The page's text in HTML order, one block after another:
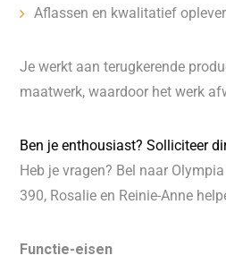
Aflassen en kwalitatief
Je werkt aan terugkerende
maatwerk, waardoor het werk
Ben je enthousiast? Solliciteer
Heb je vragen? Bel naar
390, Rosalie en Reinie-Anne
Functie-eisen